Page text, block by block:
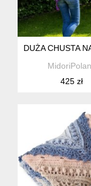
DUŻA CHUSTA
425 zł